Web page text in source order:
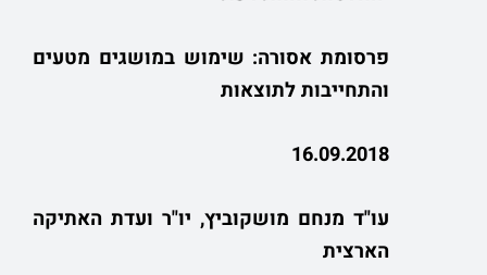
פרסומת אסורה: שימוש במושגים מטעים
והתחייבות לתוצאות
16.09.2018
עו"ד מנחם מושקוביץ, יו"ר ועדת האתיקה
הארצית